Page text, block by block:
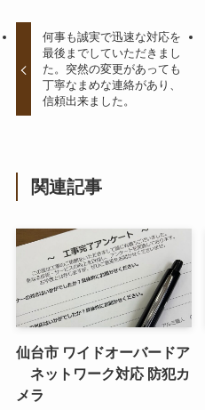
何事も誠実で迅速な対応を
最後までしていただきまし
た。突然の変更があっても
丁寧なまめな連絡があり、
信頼出来ました。
関連記事
仙台市 ワイドオーバードア
ネットワーク対応 防犯カ
メラ